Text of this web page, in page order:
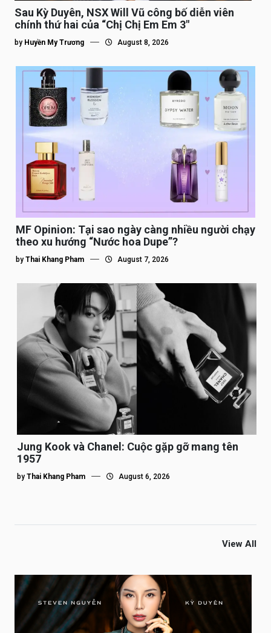
Sau Kỳ Duyên, NSX Will Vũ công bố diễn viên
chính thứ hai của “Chị Chị Em Em 3″
by Huyền My Trương August 8, 2026
MF Opinion: Tại sao ngày càng nhiều người chạy
theo xu hướng “Nước hoa Dupe”?
by Thai Khang Pham August 7, 2026
Jung Kook và Chanel: Cuộc gặp gỡ mang tên
1957
by Thai Khang Pham August 6, 2026
View All